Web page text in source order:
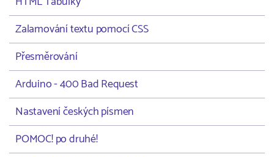
Zalamování textu pomocí CSS
Přesměrování
Arduino - 400 Bad Request
Nastavení českých písmen
POMOC! po druhé!